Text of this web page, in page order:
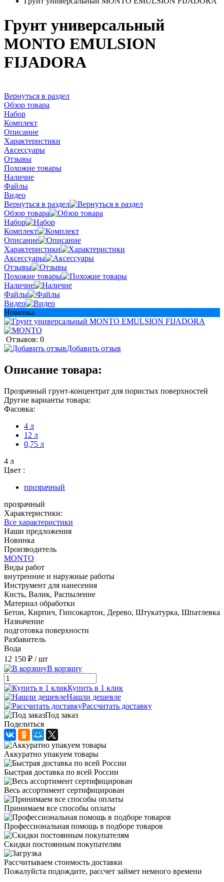
Грунт универсальный
MONTO EMULSION
FIJADORA
Вернуться в раздел
Обзор товара
Набор
Комплект
Описание
Характеристики
Аксессуары
Отзывы
Похожие товары
Наличие
Файлы
Видео
Вернуться в раздел
Обзор товара
Набор
Комплект
Описание
Характеристики
Аксессуары
Отзывы
Похожие товары
Наличие
Файлы
Видео
Новинка
Отзывов: 0
Добавить отзыв
Описание товара:
Прозрачный грунт-концентрат для пористых поверхностей
Другие варианты товара:
Фасовка:
4 л
12 л
0,75 л
4 л
Цвет :
прозрачный
прозрачный
Характеристики:
Все характеристики
Наши предложения
Новинка
Производитель
MONTO
Виды работ
внутренние и наружные работы
Инструмент для нанесения
Кисть, Валик, Распыление
Материал обработки
Бетон, Кирпич, Гипсокартон, Дерево, Штукатурка, Шпатлевка
Назначение
подготовка поверхности
Разбавитель
Вода
12 150 ₽ / шт
В корзину
Купить в 1 клик
Нашли дешевле
Рассчитать доставку
Под заказ
Поделиться
Аккуратно упакуем товары
Быстрая доставка по всей России
Весь ассортимент сертифицирован
Принимаем все способы оплаты
Профессиональная помощь в подборе товаров
Скидки постоянным покупателям
Рассчитываем стоимость доставки
Пожалуйста подождите, рассчет займет немного времени